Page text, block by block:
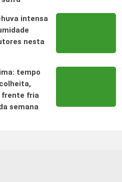
intensa
nesta
tempo
frente fria
semana